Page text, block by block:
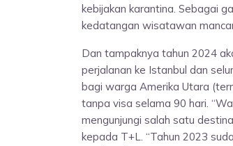
kebijakan karantina. Sebagai
kedatangan wisatawan
Dan tampaknya tahun 2024
perjalanan ke Istanbul dan
bagi warga Amerika Utara
tanpa visa selama 90 hari.
mengunjungi salah satu
kepada T+L. “Tahun 2023